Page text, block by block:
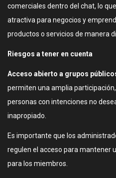
comerciales dentro del chat, lo
atractiva para negocios y
productos o servicios de manera
Riesgos a tener en cuenta
Acceso abierto a grupos
permiten una amplia
personas con intenciones no
inapropiado.
Es importante que los
regulen el acceso para mantener
para los miembros.